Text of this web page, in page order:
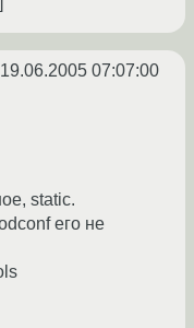
19.06.2005 07:07:00
static.
его не